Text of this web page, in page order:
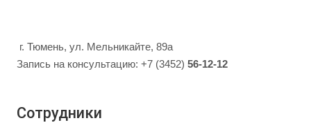
г. Тюмень, ул. Мельникайте, 89а
Запись на консультацию: +7 (3452) 56-12-12
Сотрудники